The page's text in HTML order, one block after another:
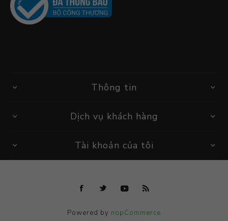
Thông tin
Dịch vụ khách hàng
Tài khoản của tôi
Powered by nopCommerce